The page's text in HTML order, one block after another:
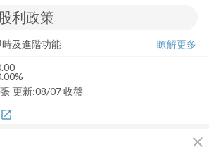
及進階功能
瞭解更多
張 更新:08/07 收盤
open_in_new
close